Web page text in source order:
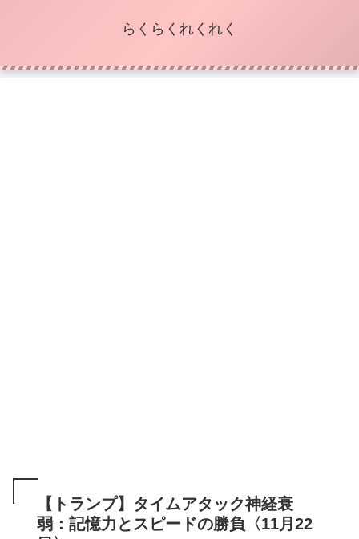
らくらくれくれく
【トランプ】タイムアタック神経衰
弱：記憶力とスピードの勝負〈11月22